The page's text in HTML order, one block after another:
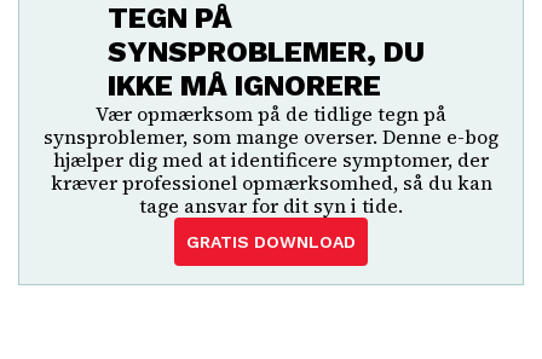
TEGN PÅ
SYNSPROBLEMER, DU
IKKE MÅ IGNORERE
Vær opmærksom på de tidlige tegn på
synsproblemer, som mange overser. Denne e-bog
hjælper dig med at identificere symptomer, der
kræver professionel opmærksomhed, så du kan
tage ansvar for dit syn i tide.
GRATIS DOWNLOAD